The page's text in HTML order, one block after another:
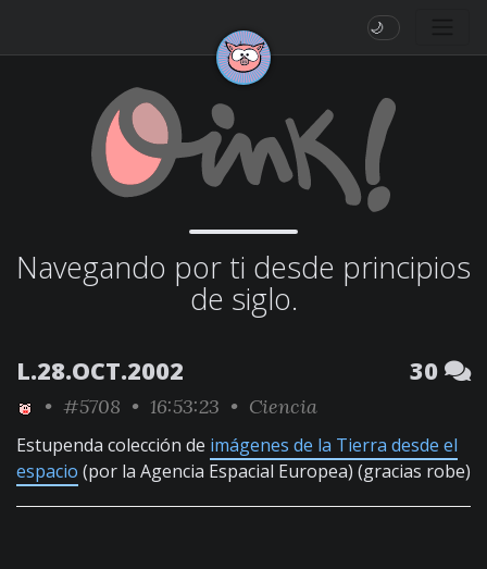
🌙
Navegando por ti desde principios
de siglo.
L.28.OCT.2002 30
• #5708 • 16:53:23 • Ciencia
Estupenda colección de imágenes de la Tierra desde el
espacio (por la Agencia Espacial Europea) (gracias robe)